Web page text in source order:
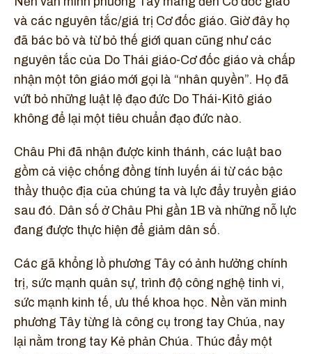
và các nguyên tắc/giá trị Cơ đốc giáo. Giờ đây họ
đã bác bỏ và từ bỏ thế giới quan cũng như các
nguyên tắc của Do Thái giáo-Cơ đốc giáo và chấp
nhận một tôn giáo mới gọi là “nhân quyền”. Họ đã
vứt bỏ những luật lệ đạo đức Do Thái-Kitô giáo
không để lại một tiêu chuẩn đạo đức nào.
Châu Phi đã nhận được kinh thánh, các luật bao
gồm cả việc chống đồng tính luyến ái từ các bậc
thầy thuộc địa của chúng ta và lực đẩy truyền giáo
sau đó. Dân số ở Châu Phi gần 1B và những nỗ lực
đang được thực hiện để giảm dân số.
Các gã khổng lồ phương Tây có ảnh hưởng chính
trị, sức mạnh quân sự, trình độ công nghệ tinh vi,
sức mạnh kinh tế, ưu thế khoa học. Nền văn minh
phương Tây từng là công cụ trong tay Chúa, nay
lại nằm trong tay Kẻ phản Chúa. Thúc đẩy một